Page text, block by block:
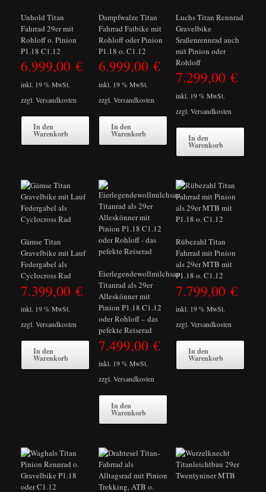
Unhold Titan
Fahrrad 29er mit
Rohloff o. Pinion
P1.18 C1.12
6.999,00 €
inkl. 19 % MwSt.
zzgl. Versandkosten
In den
Warenkorb
Dampfwalze Titan
Fahrrad Fatbike mit
Rohloff oder Pinion
P1.18 o. C1.12
6.999,00 €
inkl. 19 % MwSt.
zzgl. Versandkosten
In den
Warenkorb
Luchs Titan Rennrad
Gravelbike
Sraßenrennrad auch
mit Pinion oder
Rohloff
7.299,00€
inkl. 19 % MwSt.
zzgl.Versandkosten
In den
Warenkorb
Gämse Titan
Gravelbike mit Lauf
Federgabel als
Cyclocross Rad
7.399,00 €
inkl. 19 % MwSt.
zzgl. Versandkosten
In den
Warenkorb
Eierlegendewollmilchsau
Titanrad als 29er
Alleskönner mit
Pinion P1.18 C1.12
oder Rohloff – das
pefekte Reiserad
7.499,00 €
inkl. 19 % MwSt.
zzgl. Versandkosten
In den
Warenkorb
Rübezahl Titan
Fahrrad mit Pinion
als 29er MTB mit
P1.18 o. C1.12
7.799,00€
inkl. 19 % MwSt.
zzgl.Versandkosten
In den
Warenkorb